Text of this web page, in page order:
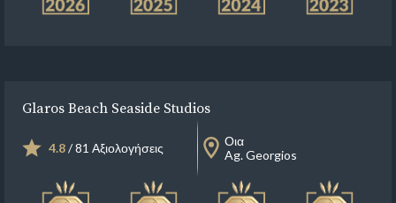
Glaros Beach Seaside Studios
4.8/ 81 Αξιολογήσεις
Οια
Ag. Georgios